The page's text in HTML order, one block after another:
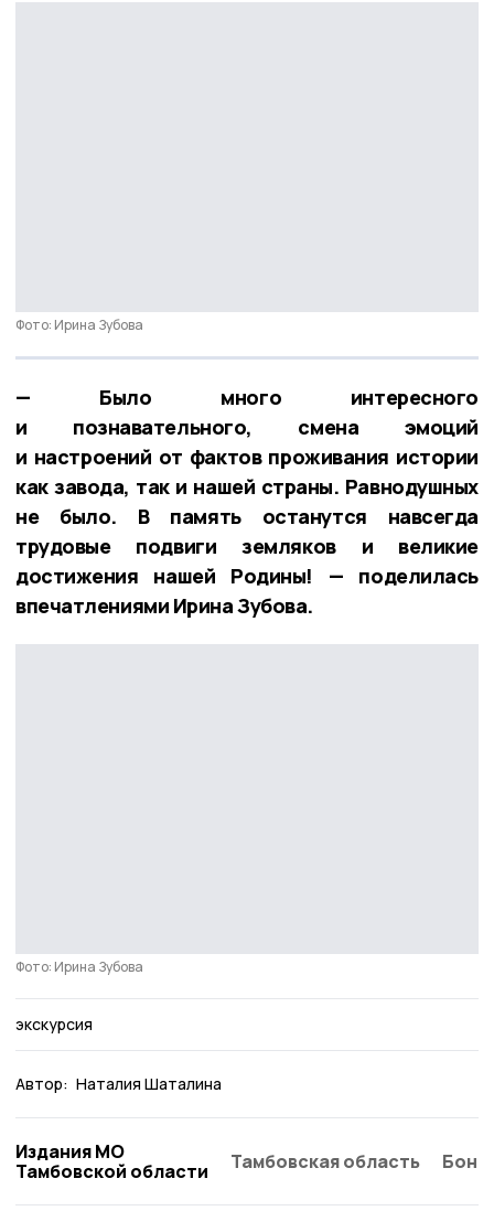
Фото: Ирина Зубова
— Было много интересного
и познавательного, смена эмоций
и настроений от фактов проживания истории
как завода, так и нашей страны. Равнодушных
не было. В память останутся навсегда
трудовые подвиги земляков и великие
достижения нашей Родины! — поделилась
впечатлениями Ирина Зубова.
Фото: Ирина Зубова
экскурсия
Автор: Наталия Шаталина
Издания МО
Тамбовской области
Тамбовская область